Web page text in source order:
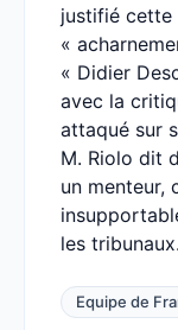
justifié cette
«
« Didier
avec la
attaqué sur
M. Riolo dit
un menteur,
les
Equipe de